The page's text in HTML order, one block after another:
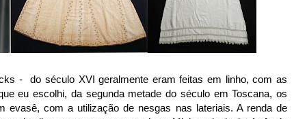
- do século XVI geralmente eram feitas em linho, com as
eu escolhi, da segunda metade do século em Toscana, os
evasê, com a utilização de nesgas nas lateriais. A renda de